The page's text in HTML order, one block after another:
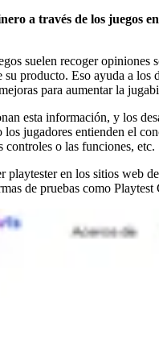
a través de los juegos
suelen recoger opiniones
su producto. Eso ayuda a los
para aumentar la
esta información, y los
los jugadores entienden el
controles o las funciones, etc.
playtester en los sitios web
de pruebas como Playtest